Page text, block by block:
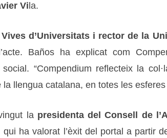
Vi la.
d’Universitats i rector de la
l’acte. Baños ha explicat com
“Compendium reflecteix la
la llengua catalana, en totes les
la presidenta del Consell de
qui ha valorat l’èxit del portal a partir